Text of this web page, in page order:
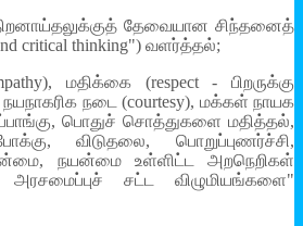
தேவையான சிந்தனைத்
critical thinking") வளர்த்தல்;
மதிக்கை (respect - பிறருக்கு
நடை (courtesy), மக்கள் நாயக
பொதுச் சொத்துகளை மதித்தல்,
விடுதலை, பொறுப்புணர்ச்சி,
நயன்மை உள்ளிட்ட அறநெறிகள்
சட்ட விழுமியங்களை"